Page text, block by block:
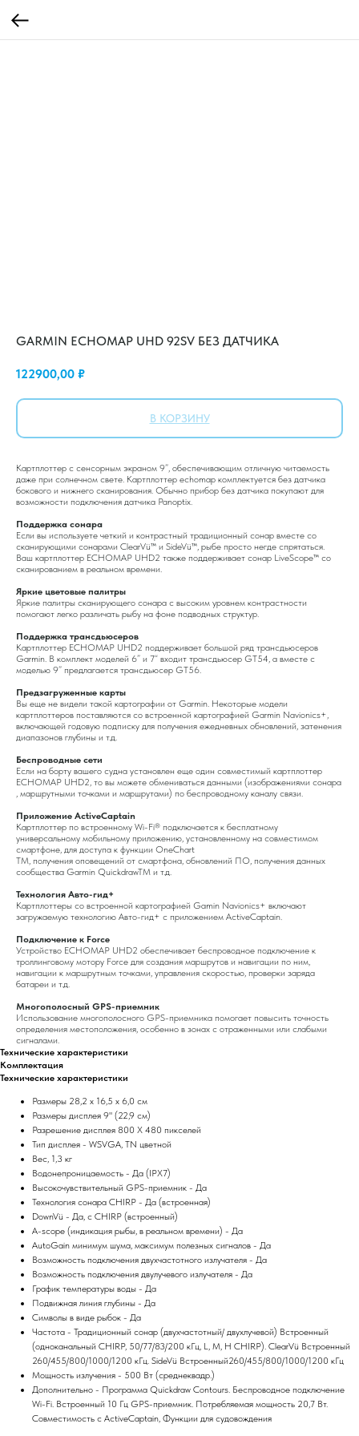
GARMIN ECHOMAP UHD 92SV БЕЗ ДАТЧИКА
122900,00 ₽
В КОРЗИНУ
Картплоттер с сенсорным экраном 9”, обеспечивающим отличную читаемость
даже при солнечном свете. Картплоттер echomap комплектуется без датчика
бокового и нижнего сканирования. Обычно прибор без датчика покупают для
возможности подключения датчика Panoptix.
Поддержка сонара
Если вы используете четкий и контрастный традиционный сонар вместе со
сканирующими сонарами ClearVü™ и SideVü™, рыбе просто негде спрятаться.
Ваш картплоттер ECHOMAP UHD2 также поддерживает сонар LiveScope™ со
сканированием в реальном времени.
Яркие цветовые палитры
Яркие палитры сканирующего сонара с высоким уровнем контрастности
помогают легко различать рыбу на фоне подводных структур.
Поддержка трансдьюсеров
Картплоттер ECHOMAP UHD2 поддерживает большой ряд трансдьюсеров
Garmin. В комплект моделей 6” и 7“ входит трансдьюсер GT54, а вместе с
моделью 9” предлагается трансдьюсер GT56.
Предзагруженные карты
Вы еще не видели такой картографии от Garmin. Некоторые модели
картплоттеров поставляются со встроенной картографией Garmin Navionics+,
включающей годовую подписку для получения ежедневных обновлений, затенения
диапазонов глубины и т.д.
Беспроводные сети
Если на борту вашего судна установлен еще один совместимый картплоттер
ECHOMAP UHD2, то вы можете обмениваться данными (изображениями сонара
, маршрутными точками и маршрутами) по беспроводному каналу связи.
Приложение ActiveCaptain
Картплоттер по встроенному Wi-Fi® подключается к бесплатному
универсальному мобильному приложению, установленному на совместимом
смартфоне, для доступа к функции OneChart
TM, получения оповещений от смартфона, обновлений ПО, получения данных
сообщества Garmin QuickdrawTM и т.д.
Технология Авто-гид+
Картплоттеры со встроенной картографией Gamin Navionics+ включают
загружаемую технологию Авто-гид+ с приложением ActiveCaptain.
Подключение к Force
Устройство ECHOMAP UHD2 обеспечивает беспроводное подключение к
троллинговому мотору Force для создания маршрутов и навигации по ним,
навигации к маршрутным точками, управления скоростью, проверки заряда
батареи и т.д.
Многополосный GPS-приемник
Использование многополосного GPS-приемника помогает повысить точность
определения местоположения, особенно в зонах с отраженными или слабыми
сигналами.
Технические характеристики
Комплектация
Технические характеристики
Размеры 28,2 x 16,5 x 6,0 см
Размеры дисплея 9" (22,9 см)
Разрешение дисплея 800 X 480 пикселей
Тип дисплея - WSVGA, TN цветной
Вес, 1,3 кг
Водонепроницаемость - Да (IPX7)
Высокочувствительный GPS-приемник - Да
Технология сонара CHIRP - Да (встроенная)
DownVü - Да, с CHIRP (встроенный)
A-scope (индикация рыбы, в реальном времени) - Да
AutoGain минимум шума, максимум полезных сигналов - Да
Возможность подключения двухчастотного излучателя - Да
Возможность подключения двулучевого излучателя - Да
График температуры воды - Да
Подвижная линия глубины - Да
Символы в виде рыбок - Да
Частота - Традиционный сонар (двухчастотный/ двухлучевой) Встроенный
(одноканальный CHIRP, 50/77/83/200 кГц, L, M, H CHIRP). ClearVü Встроенный
260/455/800/1000/1200 кГц. SideVü Встроенный260/455/800/1000/1200 кГц
Мощность излучения - 500 Вт (среднеквадр.)
Дополнительно - Программа Quickdraw Contours. Беспроводное подключение
Wi-Fi. Встроенный 10 Гц GPS-приемник. Потребляемая мощность 20,7 Вт.
Совместимость с ActiveCaptain, Функции для судовождения